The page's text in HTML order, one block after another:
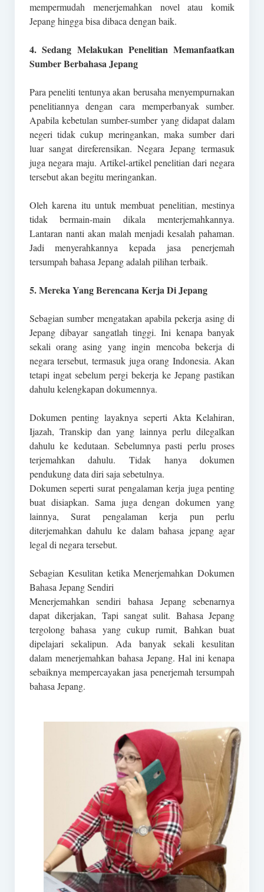
mempermudah menerjemahkan novel atau komik
Jepang hingga bisa dibaca dengan baik.
4. Sedang Melakukan Penelitian Memanfaatkan
Sumber Berbahasa Jepang
Para peneliti tentunya akan berusaha menyempurnakan
penelitiannya dengan cara memperbanyak sumber.
Apabila kebetulan sumber-sumber yang didapat dalam
negeri tidak cukup meringankan, maka sumber dari
luar sangat direferensikan. Negara Jepang termasuk
juga negara maju. Artikel-artikel penelitian dari negara
tersebut akan begitu meringankan.
Oleh karena itu untuk membuat penelitian, mestinya
tidak bermain-main dikala menterjemahkannya.
Lantaran nanti akan malah menjadi kesalah pahaman.
Jadi menyerahkannya kepada jasa penerjemah
tersumpah bahasa Jepang adalah pilihan terbaik.
5. Mereka Yang Berencana Kerja Di Jepang
Sebagian sumber mengatakan apabila pekerja asing di
Jepang dibayar sangatlah tinggi. Ini kenapa banyak
sekali orang asing yang ingin mencoba bekerja di
negara tersebut, termasuk juga orang Indonesia. Akan
tetapi ingat sebelum pergi bekerja ke Jepang pastikan
dahulu kelengkapan dokumennya.
Dokumen penting layaknya seperti Akta Kelahiran,
Ijazah, Transkip dan yang lainnya perlu dilegalkan
dahulu ke kedutaan. Sebelumnya pasti perlu proses
terjemahkan dahulu. Tidak hanya dokumen
pendukung data diri saja sebetulnya.
Dokumen seperti surat pengalaman kerja juga penting
buat disiapkan. Sama juga dengan dokumen yang
lainnya, Surat pengalaman kerja pun perlu
diterjemahkan dahulu ke dalam bahasa jepang agar
legal di negara tersebut.
Sebagian Kesulitan ketika Menerjemahkan Dokumen
Bahasa Jepang Sendiri
Menerjemahkan sendiri bahasa Jepang sebenarnya
dapat dikerjakan, Tapi sangat sulit. Bahasa Jepang
tergolong bahasa yang cukup rumit, Bahkan buat
dipelajari sekalipun. Ada banyak sekali kesulitan
dalam menerjemahkan bahasa Jepang. Hal ini kenapa
sebaiknya mempercayakan jasa penerjemah tersumpah
bahasa Jepang.